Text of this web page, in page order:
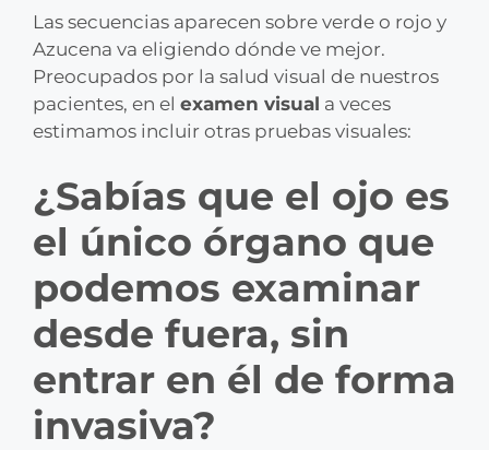
Las secuencias aparecen sobre verde o rojo y
Azucena va eligiendo dónde ve mejor.
Preocupados por la salud visual de nuestros
pacientes, en el examen visual a veces
estimamos incluir otras pruebas visuales:
¿Sabías que el ojo es
el único órgano que
podemos examinar
desde fuera, sin
entrar en él de forma
invasiva?